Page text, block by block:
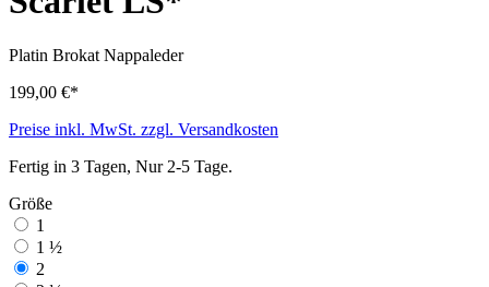
Platin Brokat Nappaleder
199,00 €*
Preise inkl. MwSt. zzgl. Versandkosten
Fertig in 3 Tagen, Nur 2-5 Tage.
Größe
1
1 ½
2